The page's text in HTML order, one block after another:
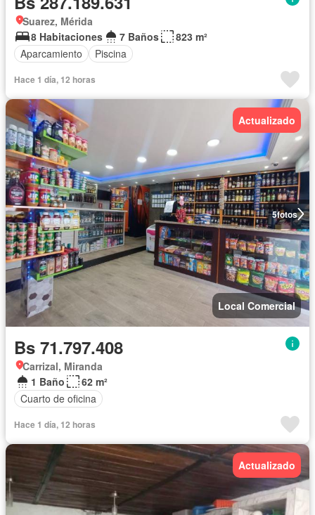
Suarez, Mérida
8 Habitaciones
7 Baños
823 m²
Aparcamiento
Piscina
Hace 1 día, 12 horas
5fotos
Actualizado
Local Comercial
Bs 71.797.408
Carrizal, Miranda
1 Baño
62 m²
Cuarto de oficina
Hace 1 día, 12 horas
Actualizado